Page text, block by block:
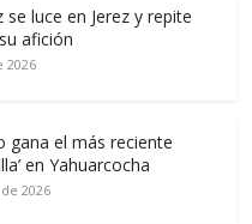
se luce en Jerez y repite
afición
2026
gana el más reciente
en Yahuarcocha
2026